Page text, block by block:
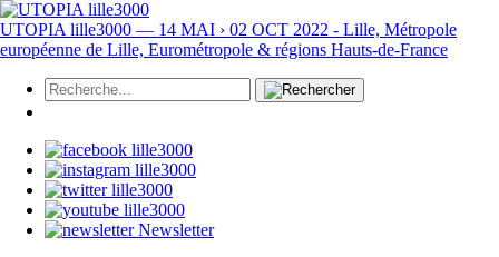
UTOPIA lille3000 — 14 MAI › 02 OCT 2022 - Lille, Métropole
européenne de Lille, Eurométropole & régions Hauts-de-France
Newsletter